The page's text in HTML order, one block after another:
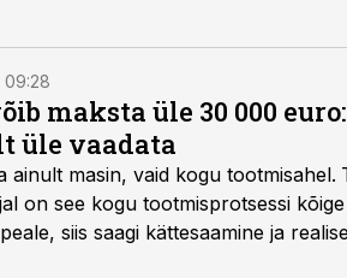
09:28
maksta üle 30 000
üle vaadata
ainult masin, vaid kogu tootmisahel.
on see kogu tootmisprotsessi
siis saagi kättesaamine ja